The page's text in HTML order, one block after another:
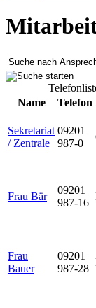
Name
Telefon
Sekretariat
/ Zentrale
09201
987-0
Frau Bär
09201
987-16
Frau
Bauer
09201
987-28